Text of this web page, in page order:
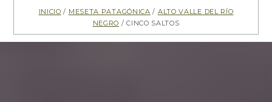
Inicio / Meseta Patagónica / Alto Valle del Río
Negro / Cinco Saltos